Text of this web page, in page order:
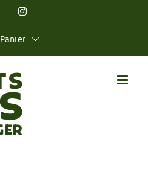
FacebookInstagram
Panier